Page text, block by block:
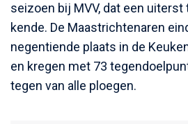
seizoen bij MVV, dat een
kende. De Maastrichtenaren
negentiende plaats in de
en kregen met 73
tegen van alle ploegen.